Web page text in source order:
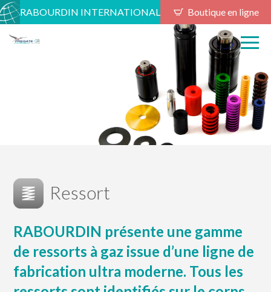
Boutique en ligne
RABOURDIN INTERNATIONAL
Ressort
RABOURDIN présente une gamme
de ressorts à gaz issue d’une ligne de
fabrication ultra moderne. Tous les